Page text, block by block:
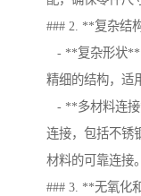
### 2. **复杂结
- **复杂形状**
精细的结构，适
- **多材料连接
连接，包括不锈
材料的可靠连接。
### 3. **无氧化